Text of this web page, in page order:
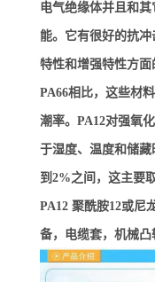
电气绝缘体并且和
能。它有很好的抗
特性和增强特性方面
PA66相比，这些材
潮率。PA12对强氧
于湿度、温度和储
到2%之间，这主要
PA12 聚酰胺12或尼
备，电缆套，机械凸